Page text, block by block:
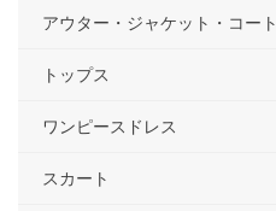
アウター・ジャケット・コート
トップス
ワンピースドレス
スカート